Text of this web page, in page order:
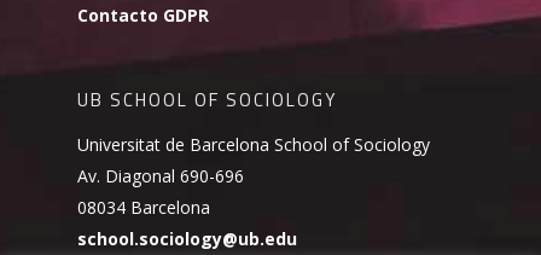
Contacto GDPR
UB SCHOOL OF SOCIOLOGY
Universitat de Barcelona School of Sociology
Av. Diagonal 690-696
08034 Barcelona
school.sociology@ub.edu